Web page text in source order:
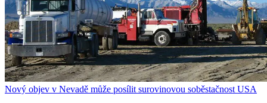
Nový objev v Nevadě může posílit surovinovou soběstačnost USA